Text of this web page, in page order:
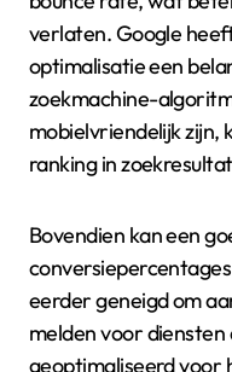
verlaten. Google
optimalisatie een
zoekmachine-
mobielvriendelijk zijn,
ranking in
Bovendien kan een
eerder geneigd om
melden voor diensten
geoptimaliseerd voor